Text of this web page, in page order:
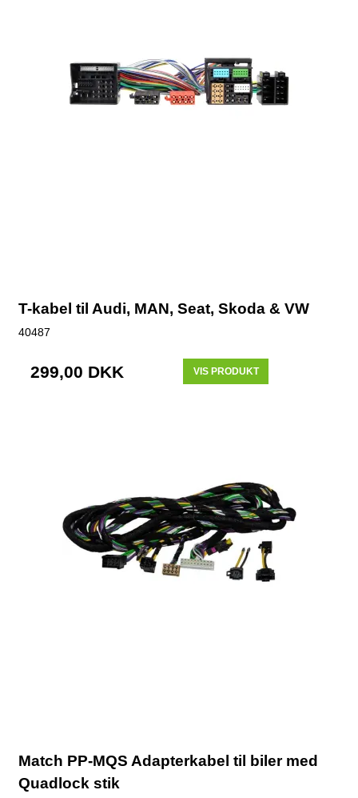
T-kabel til Audi, MAN, Seat, Skoda & VW
40487
299,00 DKK VIS PRODUKT
Match PP-MQS Adapterkabel til biler med
Quadlock stik